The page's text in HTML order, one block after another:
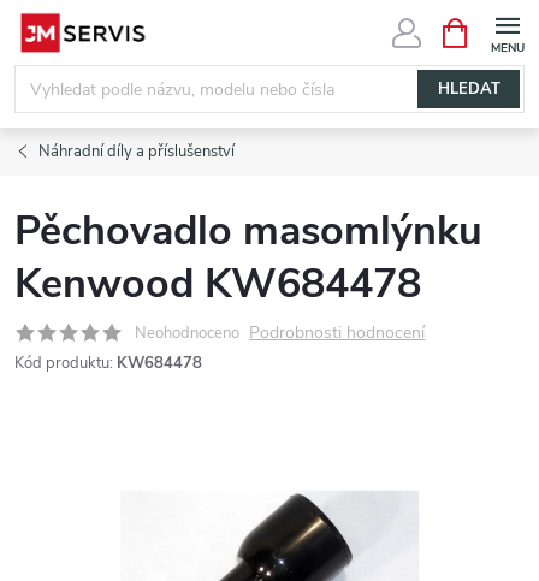
Přejít
obsah
HLEDAT
NÁKUPNÍ
KOŠÍK
Náhradní díly a příslušenství
Pěchovadlo masomlýnku
Kenwood KW684478
Neohodnoceno Podrobnosti hodnocení
Kód produktu: KW684478